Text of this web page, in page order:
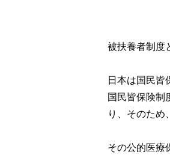
被扶養者制度
日本は国民皆
国民皆保険制
り、そのため
その公的医療